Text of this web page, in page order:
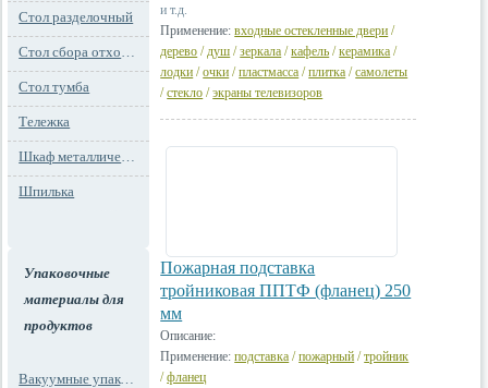
Стол разделочный
Стол сбора отходов
Стол тумба
Тележка
Шкаф металлический
Шпилька
Упаковочные
материалы для
продуктов
Вакуумные упаковки
и т.д.
Применение: входные остекленные двери /
дерево / душ /зеркала /кафель /керамика /
лодки /очки /пластмасса /плитка /самолеты
/стекло /экраны телевизоров
Пожарная подставка
тройниковая ППТФ (фланец) 250
мм
Описание:
Применение: подставка /пожарный /тройник
/фланец